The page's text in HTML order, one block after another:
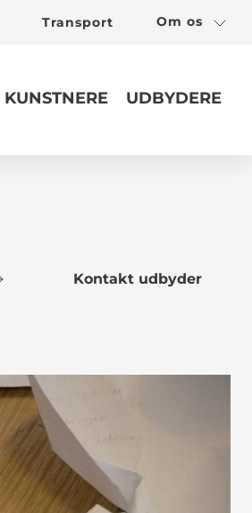
Transport Om os
KUNSTNERE UDBYDERE
Kontakt udbyder